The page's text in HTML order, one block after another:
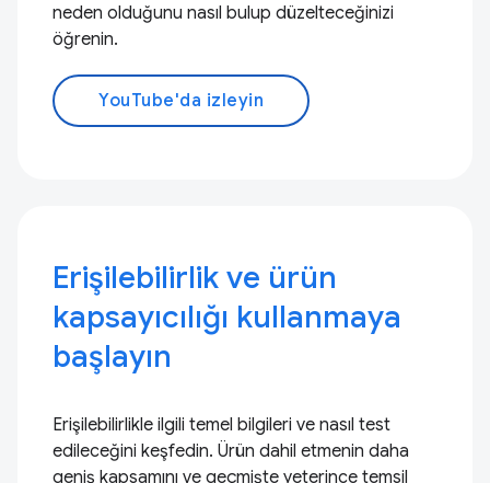
neden olduğunu nasıl bulup düzelteceğinizi
öğrenin.
YouTube'da izleyin
Erişilebilirlik ve ürün
kapsayıcılığı kullanmaya
başlayın
Erişilebilirlikle ilgili temel bilgileri ve nasıl test
edileceğini keşfedin. Ürün dahil etmenin daha
geniş kapsamını ve geçmişte yeterince temsil